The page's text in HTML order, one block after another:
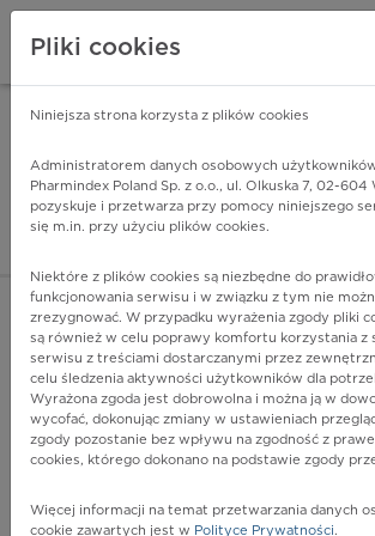
Pharmindex -
ZALOGUJ SIĘ
O91.1 - Ropień piersi związany z porodem
Więcej na lekiicd10.pl
Pliki cookies
Niniejsza strona korzysta z plików cookies
Administratorem danych osobowych
Pharmindex Poland Sp. z o.o., ul. Olkuska 7, 02-604
pozyskuje i przetwarza przy pomocy niniejszego
się m.in. przy użyciu plików cookies.
Niektóre z plików cookies są niezbędne do
funkcjonowania serwisu i w związku z tym nie
zrezygnować. W przypadku wyrażenia zgody pliki
są również w celu poprawy komfortu korzystania z
serwisu z treściami dostarczanymi przez
celu śledzenia aktywności użytkowników dla
Wyrażona zgoda jest dobrowolna i można ją w
wycofać, dokonując zmiany w ustawieniach
zgody pozostanie bez wpływu na zgodność z
cookies, którego dokonano na podstawie zgody
Więcej informacji na temat przetwarzania danych
cookie zawartych jest w Polityce Prywatności.
ZA DARMO - w Google Play